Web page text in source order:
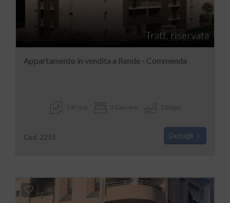
Tratt. riservata
Appartamento in vendita a Rende - Commenda
145 mq 3 Camere 2 Bagni
Cod. 2215 Dettagli